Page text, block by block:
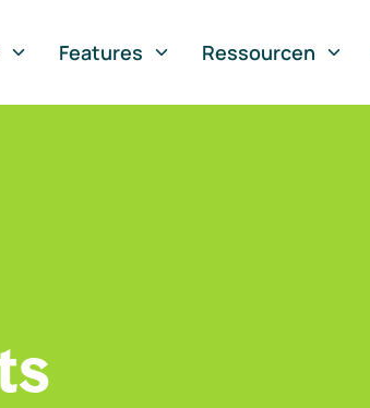
Features Ressourcen